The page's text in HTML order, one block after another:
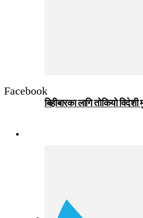
बिहीबारका लागि तोकियो
Facebook